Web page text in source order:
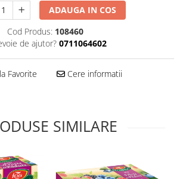
B
E
ADAUGA IN COS
Cod Produs: 108460
de ajutor? 0711064602
Favorite Cere informatii
SIMILARE